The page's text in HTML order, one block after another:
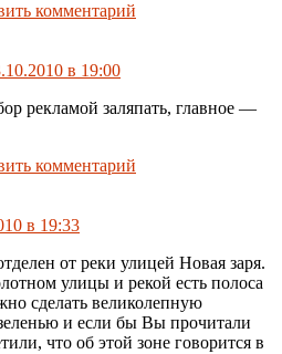
комментарий
в 19:00
рекламой заляпать, главное —
комментарий
в 19:33
от реки улицей Новая заря.
улицы и рекой есть полоса
сделать великолепную
и если бы Вы прочитали
что об этой зоне говорится в